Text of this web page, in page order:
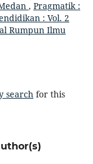
, Pragmatik :
: Vol. 2
Rumpun Ilmu
searchfor this